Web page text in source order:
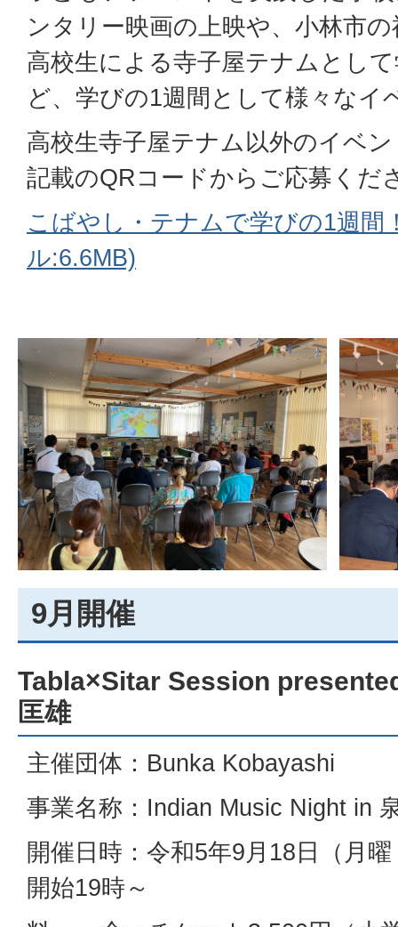
ンタリー映画の上映や、小林市
高校生による寺子屋テナムとし
ど、学びの1週間として様々なイ
高校生寺子屋テナム以外のイベ
記載のQRコードからご応募くだ
こばやし・テナムで学びの1週間
ル:6.6MB)
9月開催
Tabla×Sitar Session
匡雄
主催団体：Bunka Kobayashi
事業名称：Indian Music Night in
開催日時：令和5年9月18日（月
開始19時～